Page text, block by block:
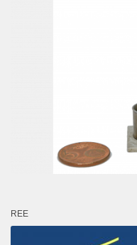
REE